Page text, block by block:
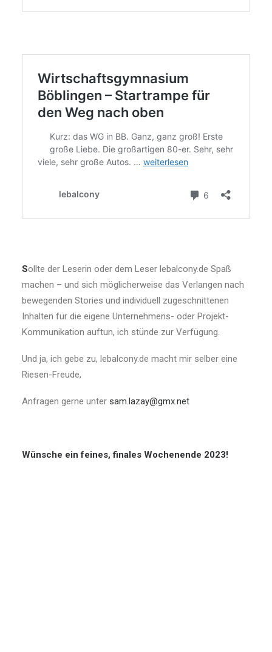
Sollte der Leserin oder dem Leser lebalcony.de Spaß
machen – und sich möglicherweise das Verlangen nach
bewegenden Stories und individuell zugeschnittenen
Inhalten für die eigene Unternehmens- oder Projekt-
Kommunikation auftun, ich stünde zur Verfügung.
Und ja, ich gebe zu, lebalcony.de macht mir selber eine
Riesen-Freude,
Anfragen gerne unter sam.lazay@gmx.net
Wünsche ein feines, finales Wochenende 2023!